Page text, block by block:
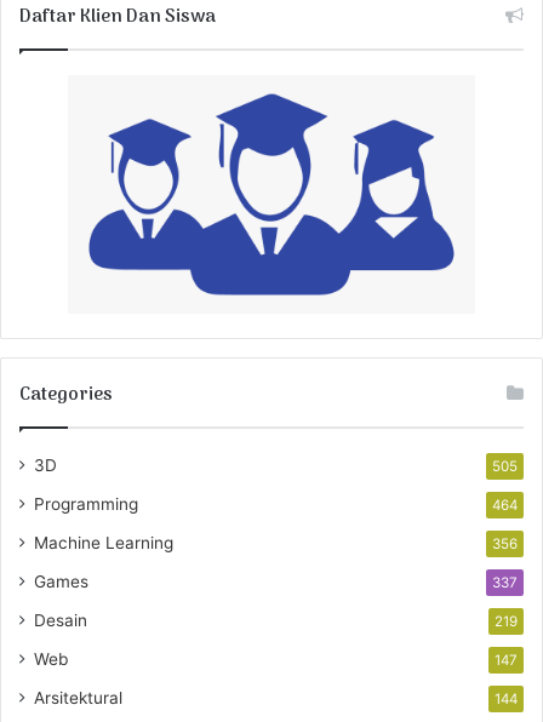
Daftar Klien Dan Siswa
Categories
3D 505
Programming 464
Machine Learning 356
Games 337
Desain 219
Web 147
Arsitektural 144